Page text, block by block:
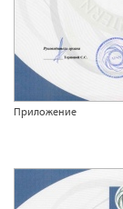
Приложение